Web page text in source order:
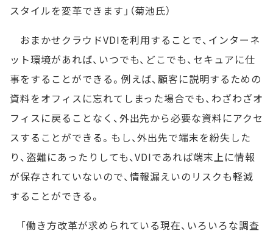
スタイルを変革できます」（菊池氏）
おまかせクラウドVDIを利用することで、インターネ
ット環境があれば、いつでも、どこでも、セキュアに仕
事をすることができる。例えば、顧客に説明するための
資料をオフィスに忘れてしまった場合でも、わざわざオ
フィスに戻ることなく、外出先から必要な資料にアクセ
スすることができる。もし、外出先で端末を紛失した
り、盗難にあったりしても、VDIであれば端末上に情報
が保存されていないので、情報漏えいのリスクも軽減
することができる。
「働き方改革が求められている現在、いろいろな調査